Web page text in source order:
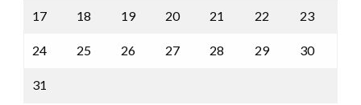
17 18 19 20 21 22 23
24 25 26 27 28 29 30
31